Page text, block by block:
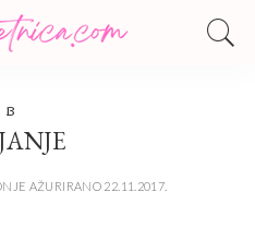
B
AŽURIRANO 22.11.2017.